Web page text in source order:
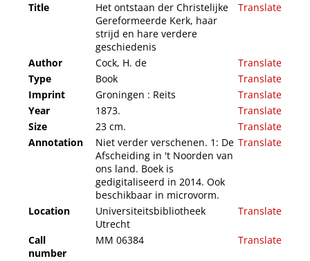
Title
Het ontstaan der Christelijke
Gereformeerde Kerk, haar
strijd en hare verdere
geschiedenis
Translate
Author Cock, H. de
Translate
Type
Book
Translate
Imprint
Groningen : Reits
Translate
Year
1873.
Translate
Size
23 cm.
Translate
Annotation
Niet verder verschenen. 1: De
Afscheiding in 't Noorden van
ons land. Boek is
gedigitaliseerd in 2014. Ook
beschikbaar in microvorm.
Translate
Location
Universiteitsbibliotheek
Utrecht
Translate
Call
number
MM 06384 Translate